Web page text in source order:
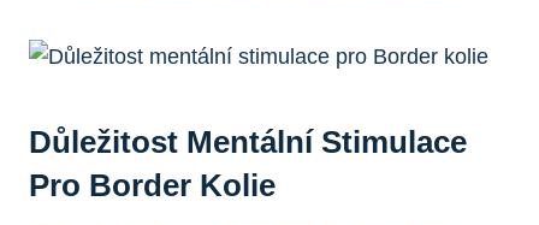
Důležitost Mentální Stimulace
Pro Border Kolie